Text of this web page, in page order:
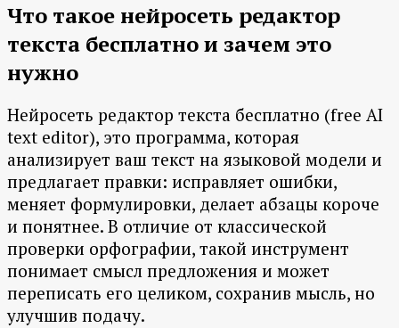
Что такое нейросеть редактор
текста бесплатно и зачем это
нужно
Нейросеть редактор текста бесплатно (free AI
text editor), это программа, которая
анализирует ваш текст на языковой модели и
предлагает правки: исправляет ошибки,
меняет формулировки, делает абзацы короче
и понятнее. В отличие от классической
проверки орфографии, такой инструмент
понимает смысл предложения и может
переписать его целиком, сохранив мысль, но
улучшив подачу.